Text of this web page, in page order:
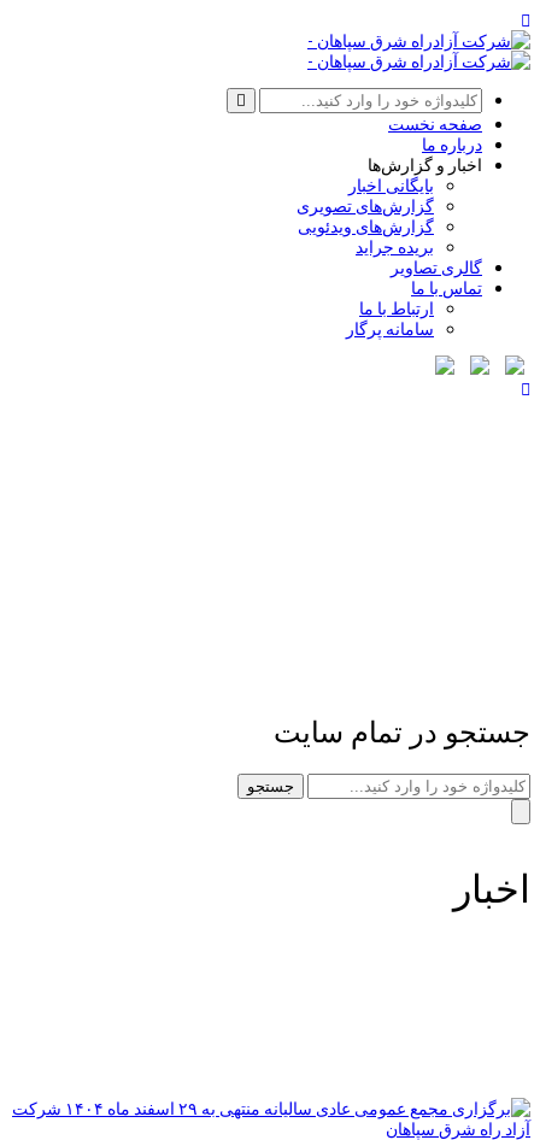
صفحه نخست
درباره ما
اخبار و گزارش‌ها
بایگانی اخبار
گزارش‌های تصویری
گزارش‌های ویدئویی
بریده جراید
گالری تصاویر
تماس با ما
ارتباط با ما
سامانه پرگار
جستجو در تمام سایت
جستجو
اخبار